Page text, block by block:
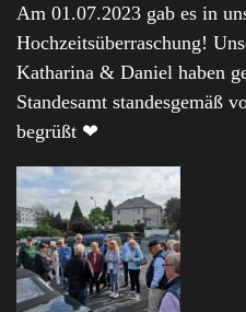
Am 01.07.2023 gab es in
Hochzeitsüberraschung!
Katharina & Daniel haben
Standesamt standesgemäß
begrüßt ❤